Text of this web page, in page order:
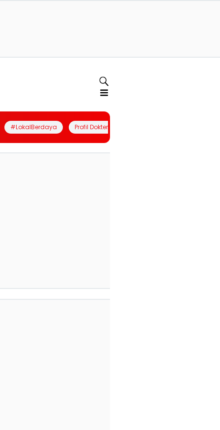
#LokalBerdaya Profil Dokter